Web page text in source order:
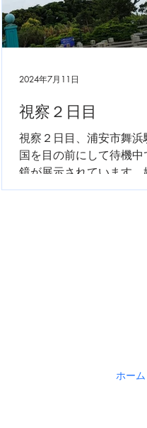
視察２日目
視察２日目、浦安市舞浜
国を目の前にして待機中
鏡が展示されています。
2024年7月11日
ホーム